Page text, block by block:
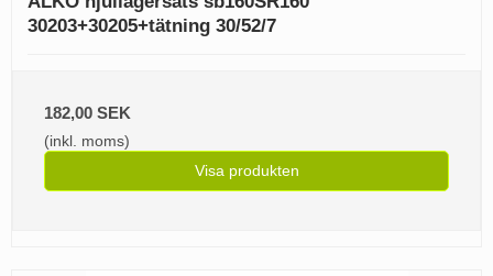
30203+30205+tätning 30/52/7
182,00 SEK
(inkl. moms)
Visa produkten